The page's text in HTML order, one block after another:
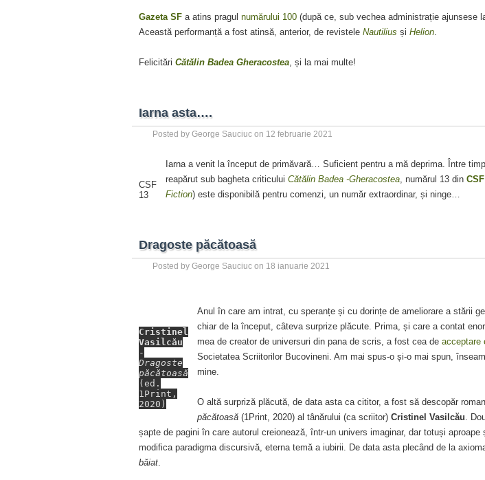
Gazeta SF a atins pragul numărului 100 (după ce, sub vechea administrație ajunsese
Această performanță a fost atinsă, anterior, de revistele Nautilius și Helion.
Felicitări Cătălin Badea Gheracostea, și la mai multe!
Iarna asta….
Posted by George Sauciuc on 12 februarie 2021
CSF
13
Iarna a venit la început de primăvară… Suficient pentru a mă deprima. Între
reapărut sub bagheta criticului Cătălin Badea -Gheracostea, numărul 13 din CSF
Fiction) este disponibilă pentru comenzi, un număr extraordinar, și ninge…
Dragoste păcătoasă
Posted by George Sauciuc on 18 ianuarie 2021
Cristinel
Vasilcău
-
Dragoste
păcătoasă
(ed.
1Print,
2020)
Anul în care am intrat, cu speranțe și cu dorințe de ameliorare a stării
chiar de la început, câteva surprize plăcute. Prima, și care a contat
mea de creator de universuri din pana de scris, a fost cea de acceptare
Societatea Scriitorilor Bucovineni. Am mai spus-o și-o mai spun,
mine.
O altă surpriză plăcută, de data asta ca cititor, a fost să descopăr
păcătoasă (1Print, 2020) al tânărului (ca scriitor) Cristinel Vasilcău.
șapte de pagini în care autorul creionează, într-un univers imaginar, dar totuși aproape
modifica paradigma discursivă, eterna temă a iubirii. De data asta plecând de la
băiat.